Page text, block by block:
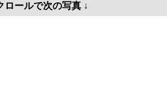
ロールで次の写真 ↓